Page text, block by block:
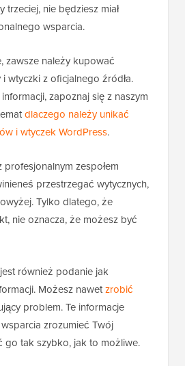
trzeciej, nie będziesz miał
wsparcia.
zawsze należy kupować
wtyczki z oficjalnego źródła.
zapoznaj się z naszym
dlaczego należy unikać
i wtyczek WordPress.
zespołem
przestrzegać wytycznych,
Tylko dlatego, że
nie oznacza, że możesz być
również podanie jak
Możesz nawetzrobić
problem. Te informacje
zrozumieć Twój
go tak szybko, jak to możliwe.